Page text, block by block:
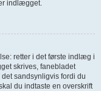
indlægget.
retter i det første indlæg i
skrives, fanebladet
sandsynligvis fordi du
du indtaste en overskrift